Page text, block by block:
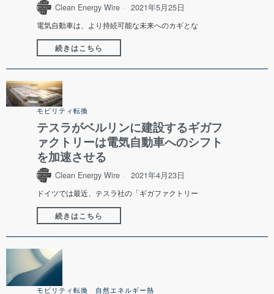
Clean Energy Wire 2021年5月25日
電気自動車は、より持続可能な未来へのカギとな
続きはこちら
モビリティ転換
テスラがベルリンに建設するギガフ
ァクトリーは電気自動車へのシフト
を加速させる
Clean Energy Wire 2021年4月23日
ドイツでは最近、テスラ社の「ギガファクトリー
続きはこちら
モビリティ転換 · 自然エネルギー熱